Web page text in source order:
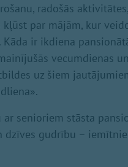
radošās aktivitātes,
par mājām, kur
ir ikdiena
vecumdienas
uz šiem
senioriem stāsta
gudrību –